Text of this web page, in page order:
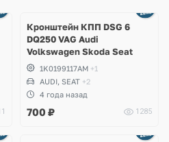
Кронштейн КПП DSG 6
DQ250 VAG Audi
Volkswagen Skoda Seat
1K0199117AM +1
AUDI, SEAT +2
4 года назад
700 ₽ 1285